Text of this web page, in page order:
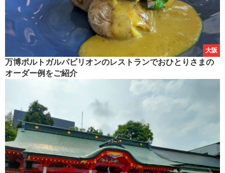
大阪
万博ポルトガルパビリオンのレストランでおひとりさまの
オーダー例をご紹介